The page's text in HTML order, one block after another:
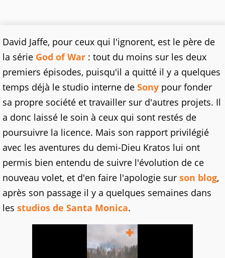
David Jaffe, pour ceux qui l'ignorent, est le père de
la série God of War : tout du moins sur les deux
premiers épisodes, puisqu'il a quitté il y a quelques
temps déjà le studio interne de Sony pour fonder
sa propre société et travailler sur d'autres projets. Il
a donc laissé le soin à ceux qui sont restés de
poursuivre la licence. Mais son rapport privilégié
avec les aventures du demi-Dieu Kratos lui ont
permis bien entendu de suivre l'évolution de ce
nouveau volet, et d'en faire l'apologie sur son blog,
après son passage il y a quelques semaines dans
les studios de Santa Monica.